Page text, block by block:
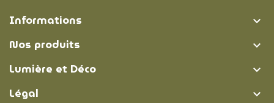
Informations 
Nos produits 
Lumière et Déco 
Légal 